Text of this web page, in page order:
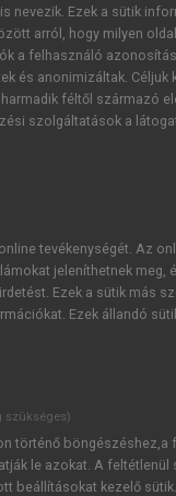
újságíró
Először az
és jogi
1847-ben
Irínyit a
és utaltak
adós a
között
nevezik. Ezek a sütik
arról, hogy milyen
a felhasználó
és anonimizáltak. Céljuk
féltől származó
szolgáltatások a
tevékenységét. Az
jeleníthetnek meg,
Ezek a sütik más
Ezek állandó
szükséges)
történő böngészéshez,a
le azokat. A feltétlenül
beállításokat kezelő sütik.